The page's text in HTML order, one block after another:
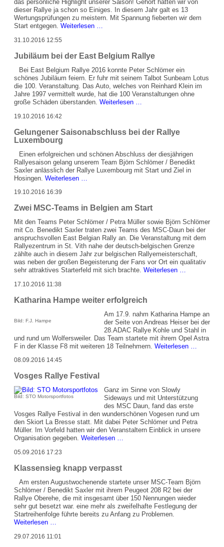
2016
das persönliche Highlight unserer Saison! Gehört hatten wir von
dieser Rallye ja schon so Einiges. In diesem Jahr galt es 13
Wertungsprüfungen zu meistern. Mit Spannung fieberten wir dem
Start entgegen. Weiterlesen …
31.10.2016 12:55
Jubiläum bei der East Belgium Rallye
Bei East Belgium Rallye 2016 konnte Peter Schlömer ein
schönes Jubiläum feiern. Er fuhr mit seinem Talbot Sunbeam Lotus
die 100. Veranstaltung. Das Auto, welches von Reinhard Klein im
Jahre 1997 vermittelt wurde, hat die 100 Veranstaltungen ohne
große Schäden überstanden. Weiterlesen …
Belgium
19.10.2016 16:42
Gelungener Saisonabschluss bei der Rallye
Luxembourg
Einen erfolgreichen und schönen Abschluss der diesjährigen
Rallyesaison gelang unserem Team Björn Schlömer / Benedikt
Saxler anlässlich der Rallye Luxembourg mit Start und Ziel in
Hosingen. Weiterlesen …
Rallye
Luxembourg
19.10.2016 16:39
Zwei MSC-Teams in Belgien am Start
Mit den Teams Peter Schlömer / Petra Müller sowie Björn Schlömer
mit Co. Benedikt Saxler traten zwei Teams des MSC-Daun bei der
anspruchsvollen East Belgian Rally an. Die Veranstaltung mit dem
Rallyezentrum in St. Vith nahe der deutsch-belgischen Grenze
zählte auch in diesem Jahr zur belgischen Rallyemeisterschaft,
was neben der großen Begeisterung der Fans vor Ort ein qualitativ
sehr attraktives Starterfeld mit sich brachte. Weiterlesen …
Start
17.10.2016 11:38
Katharina Hampe weiter erfolgreich
Bild: F.J. Hampe
Am 17.9. nahm Katharina Hampe an
der Seite von Andreas Heiser bei der
28.ADAC Rallye Kohle und Stahl in
und rund um Wolfersweiler. Das Team startete mit ihrem Opel Astra
F in der Klasse F8 mit weiteren 18 Teilnehmern. Weiterlesen …
08.09.2016 14:45
Vosges Rallye Festival
Bild: STO Motorsportfotos
Ganz im Sinne von Slowly
Sideways und mit Unterstützung
des MSC Daun, fand das erste
Vosges Rallye Festival in den wunderschönen Vogesen rund um
den Skiort La Bresse statt. Mit dabei Peter Schlömer und Petra
Müller. Im Vorfeld hatten wir den Veranstaltern Einblick in unsere
Organisation gegeben. Weiterlesen …
05.09.2016 17:23
Klassensieg knapp verpasst
Am ersten Augustwochenende startete unser MSC-Team Björn
Schlömer / Benedikt Saxler mit ihrem Peugeot 208 R2 bei der
Rallye Oberehe, die mit insgesamt über 150 Nennungen wieder
sehr gut besetzt war. eine mehr als zweifelhafte Festlegung der
Startreihenfolge führte bereits zu Anfang zu Problemen.
Weiterlesen …
verpasst
29.07.2016 11:01